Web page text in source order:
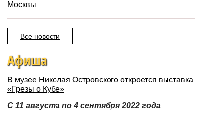
Москвы
Все новости
Афиша
В музее Николая Островского откроется выставка
«Грезы о Кубе»
С 11 августа по 4 сентября 2022 года